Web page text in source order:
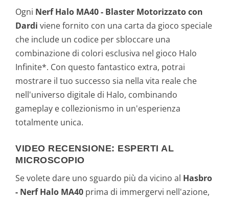
Ogni Nerf Halo MA40 - Blaster Motorizzato con
Dardi viene fornito con una carta da gioco speciale
che include un codice per sbloccare una
combinazione di colori esclusiva nel gioco Halo
Infinite*. Con questo fantastico extra, potrai
mostrare il tuo successo sia nella vita reale che
nell'universo digitale di Halo, combinando
gameplay e collezionismo in un'esperienza
totalmente unica.
VIDEO RECENSIONE: ESPERTI AL
MICROSCOPIO
Se volete dare uno sguardo più da vicino al Hasbro
- Nerf Halo MA40 prima di immergervi nell'azione,